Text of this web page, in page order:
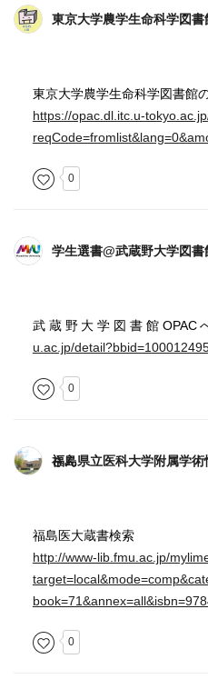
東京大学農学生命科学図書
東京大学農学生命科学図書館
https://opac.dl.itc.u-
0
学生選書@武蔵野大学図書
武蔵野大学図書館OPAC
u.ac.jp/
0
福島県立医科大学附属学術情報センター(試行)さん
福島医大蔵書検索
http://www-lib.fmu.ac.jp/
0